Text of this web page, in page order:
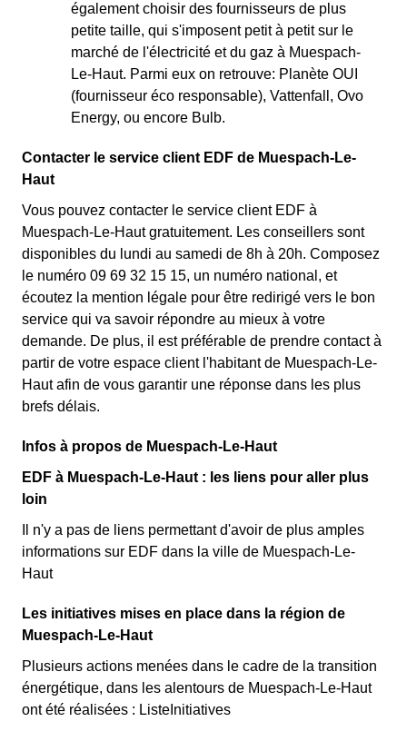
également choisir des fournisseurs de plus
petite taille, qui s'imposent petit à petit sur le
marché de l'électricité et du gaz à Muespach-
Le-Haut. Parmi eux on retrouve: Planète OUI
(fournisseur éco responsable), Vattenfall, Ovo
Energy, ou encore Bulb.
Contacter le service client EDF de Muespach-Le-
Haut
Vous pouvez contacter le service client EDF à
Muespach-Le-Haut gratuitement. Les conseillers sont
disponibles du lundi au samedi de 8h à 20h. Composez
le numéro 09 69 32 15 15, un numéro national, et
écoutez la mention légale pour être redirigé vers le bon
service qui va savoir répondre au mieux à votre
demande. De plus, il est préférable de prendre contact à
partir de votre espace client l'habitant de Muespach-Le-
Haut afin de vous garantir une réponse dans les plus
brefs délais.
Infos à propos de Muespach-Le-Haut
EDF à Muespach-Le-Haut : les liens pour aller plus
loin
Il n'y a pas de liens permettant d'avoir de plus amples
informations sur EDF dans la ville de Muespach-Le-
Haut
Les initiatives mises en place dans la région de
Muespach-Le-Haut
Plusieurs actions menées dans le cadre de la transition
énergétique, dans les alentours de Muespach-Le-Haut
ont été réalisées : ListeInitiatives